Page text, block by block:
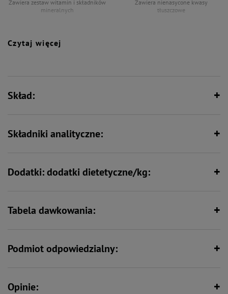
Zawiera zestaw witamin i składników
mineralnych
Zawiera nienasycone kwasy
tłuszczowe
Czytaj więcej
Skład:
Składniki analityczne:
Dodatki: dodatki dietetyczne/kg:
Tabela dawkowania:
Podmiot odpowiedzialny:
Opinie: